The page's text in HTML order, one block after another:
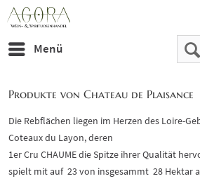
Menü
Produkte von Chateau de Plaisance
Die Rebflächen liegen im Herzen des Loire-
Coteaux du Layon, deren
1er Cru CHAUME die Spitze ihrer Qualität
spielt mit auf 23 von insgesammt 28 Hektar